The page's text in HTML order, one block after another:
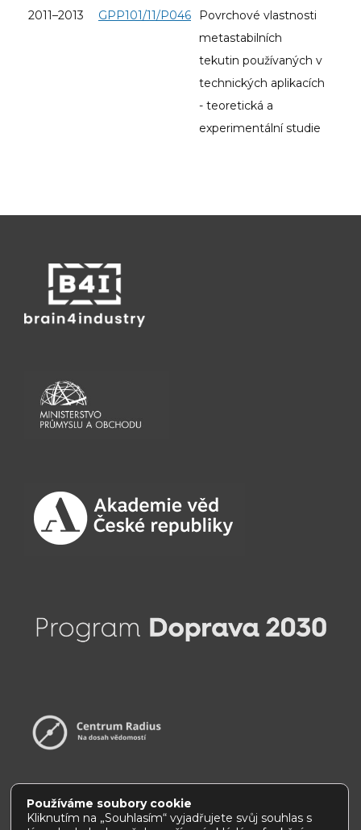
2011–2013
GPP101/11/P046
Povrchové vlastnosti
metastabilních
tekutin používaných v
technických aplikacích
- teoretická a
experimentální studie
Používáme soubory cookie
Kliknutím na „Souhlasím“ vyjadřujete svůj souhlas s